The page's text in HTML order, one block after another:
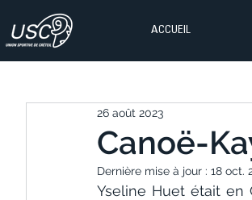
ACCUEIL
Canoë-
26 août 2023
Dernière mise à jour : 18 oct.
Yseline Huet était en